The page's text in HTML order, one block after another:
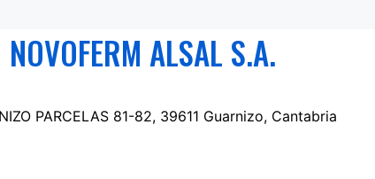
NOVOFERM ALSAL S.A.
PARCELAS 81-82, 39611 Guarnizo, Cantabria